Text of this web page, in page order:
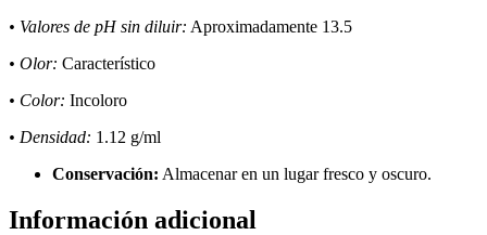
• Valores de pH sin diluir: Aproximadamente 13.5
• Olor: Característico
• Color: Incoloro
• Densidad: 1.12 g/ml
Conservación: Almacenar en un lugar fresco y oscuro.
Información adicional